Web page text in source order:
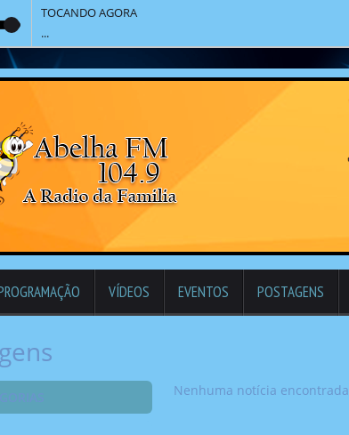
TOCANDO AGORA
...
VÍDEOS EVENTOS POSTAGENS
Nenhuma notícia encontrada